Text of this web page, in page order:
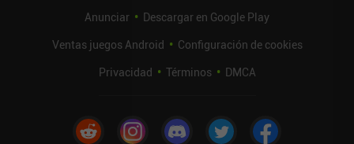
Anunciar
Descargar en Google Play
Ventas juegos Android
Configuración de cookies
Privacidad
Términos DMCA